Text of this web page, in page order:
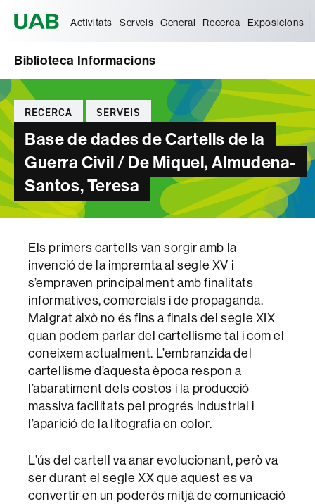
Activitats Serveis General Recerca Exposicions
Biblioteca Informacions
Categories
RECERCA SERVEIS
Base de dades de Cartells de la
Guerra Civil / De Miquel, Almudena-
Santos, Teresa
Els primers cartells van sorgir amb la
invenció de la impremta al segle XV i
s’empraven principalment amb finalitats
informatives, comercials i de propaganda.
Malgrat això no és fins a finals del segle XIX
quan podem parlar del cartellisme tal i com el
coneixem actualment. L’embranzida del
cartellisme d’aquesta època respon a
l’abaratiment dels costos i la producció
massiva facilitats pel progrés industrial i
l’aparició de la litografia en color.
L’ús del cartell va anar evolucionant, però va
ser durant el segle XX que aquest es va
convertir en un poderós mitjà de comunicació